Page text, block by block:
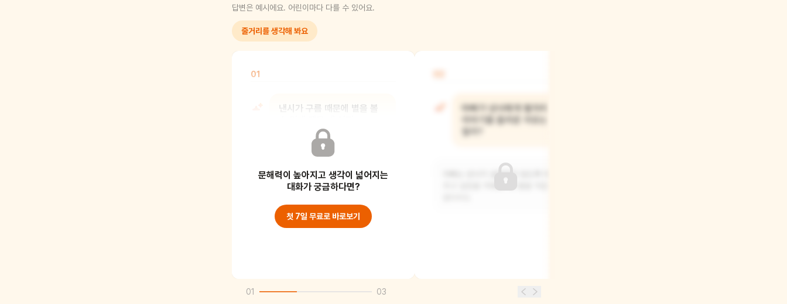
답변은 예시에요. 어린이마다 다를 수 있어요.
줄거리를 생각해 봐요
01
낸시가 구름 때문에 별을 볼
기분이었을까?
낸시는 아마 많이 실망하고 슬펐을
거예요. 별을 보기 위해 기대하고
문해력이 높아지고 생각이 넓어지는
대화가 궁금하다면?
첫 7일 무료로 바로보기
아빠가 낸시에게 별자리
이야기를 들려준 이유는
주고 싶었을 거예요. 또 별을 직접 볼 수
01 03